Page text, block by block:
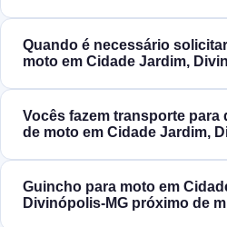
Quando é necessário
moto em Cidade Jardim,
Vocês fazem transporte para
de moto em Cidade Jardim,
Guincho para moto em
Divinópolis‑MG próximo de